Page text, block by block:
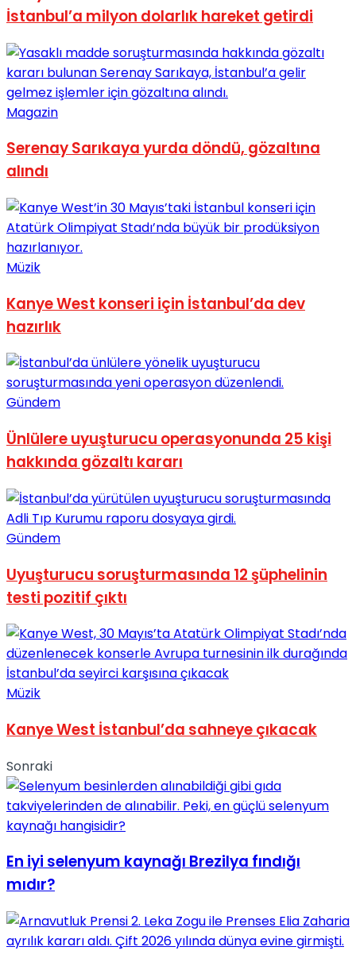
İstanbul’a milyon dolarlık hareket getirdi
Magazin
Serenay Sarıkaya yurda döndü, gözaltına
alındı
Müzik
Kanye West konseri için İstanbul’da dev
hazırlık
Gündem
Ünlülere uyuşturucu operasyonunda 25 kişi
hakkında gözaltı kararı
Gündem
Uyuşturucu soruşturmasında 12 şüphelinin
testi pozitif çıktı
Müzik
Kanye West İstanbul’da sahneye çıkacak
Sonraki
En iyi selenyum kaynağı Brezilya fındığı
mıdır?